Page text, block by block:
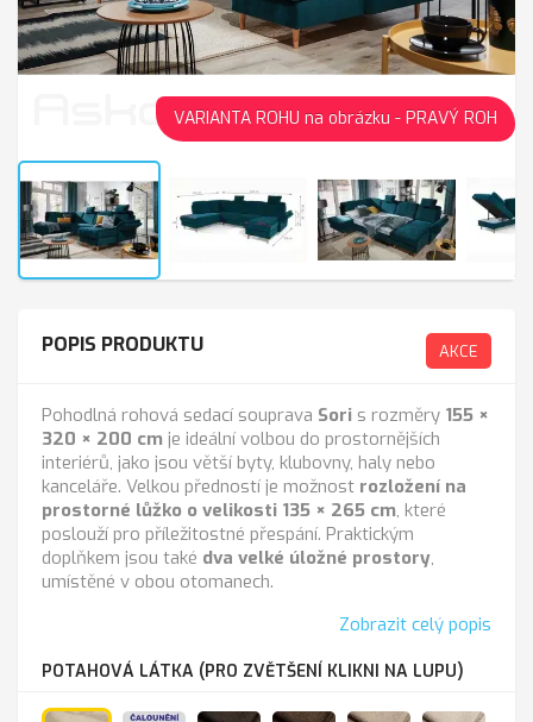
VARIANTA ROHU na obrázku - PRAVÝ ROH
POPIS PRODUKTU AKCE
Pohodlná rohová sedací souprava Sori s rozměry 155 ×
320 × 200 cm je ideální volbou do prostornějších
interiérů, jako jsou větší byty, klubovny, haly nebo
kanceláře. Velkou předností je možnost rozložení na
prostorné lůžko o velikosti 135 × 265 cm, které
poslouží pro příležitostné přespání. Praktickým
doplňkem jsou také dva velké úložné prostory,
umístěné v obou otomanech.
Zobrazit celý popis
POTAHOVÁ LÁTKA (PRO ZVĚTŠENÍ KLIKNI NA LUPU)